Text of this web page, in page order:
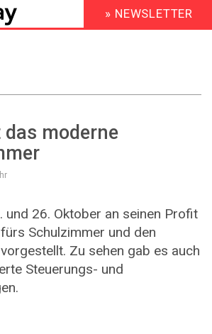
HEADER
MENU
» NEWSLETTER
moderne
und 26. Oktober an seinen Profit
Schulzimmer und den
Zu sehen gab es auch
Steuerungs- und